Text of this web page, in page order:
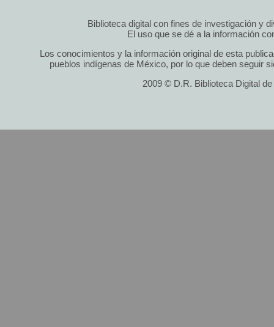
Biblioteca digital con fines de investigación y
El uso que se dé a la información
Los conocimientos y la información original de esta
pueblos indígenas de México, por lo que deben seguir
2009 © D.R. Biblioteca Digital